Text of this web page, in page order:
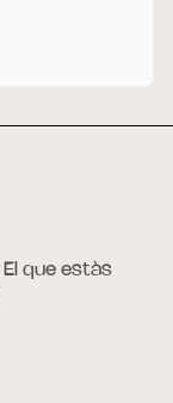
que estàs